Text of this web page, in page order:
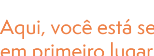
Aqui, você está